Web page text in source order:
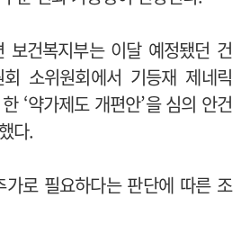
보건복지부는 이달 예정됐던 건
회 소위원회에서 기등재 제네릭
‘약가제도 개편안’을 심의 안건
다.
로 필요하다는 판단에 따른 조